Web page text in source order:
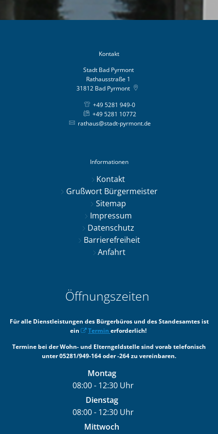
Kontakt
Stadt Bad Pyrmont
Rathausstraße 1
31812 Bad Pyrmont
+49 5281 949-0
+49 5281 10772
rathaus@stadt-pyrmont.de
Informationen
Kontakt
Grußwort Bürgermeister
Sitemap
Impressum
Datenschutz
Barrierefreiheit
Anfahrt
Öffnungszeiten
Für alle Dienstleistungen des Bürgerbüros und des Standesamtes ist
ein
Termin erforderlich!
Termine bei der Wohn- und Elterngeldstelle sind vorab telefonisch
unter 05281/949-164 oder -264 zu vereinbaren.
Montag
08:00- 12:30Uhr
Von 08:00 bis 12:30 Uhr
Dienstag
08:00- 12:30Uhr
Von 08:00 bis 12:30 Uhr
Mittwoch